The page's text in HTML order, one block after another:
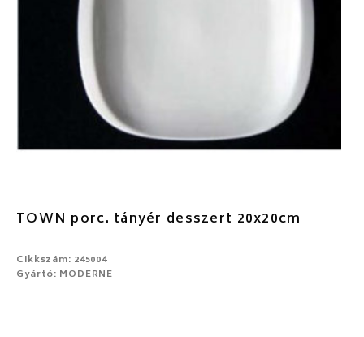
TOWN porc. tányér desszert 20x20cm
Cikkszám: 245004
Gyártó: MODERNE